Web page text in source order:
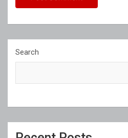
Search